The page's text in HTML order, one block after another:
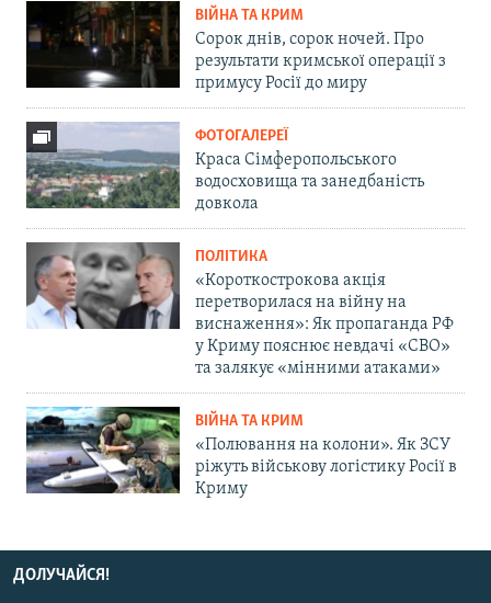
ВІЙНА ТА КРИМ
Сорок днів, сорок ночей. Про
результати кримської операції з
примусу Росії до миру
ФОТОГАЛЕРЕЇ
Краса Сімферопольського
водосховища та занедбаність
довкола
ПОЛІТИКА
«Короткострокова акція
перетворилася на війну на
виснаження»: Як пропаганда РФ
у Криму пояснює невдачі «СВО»
та залякує «мінними атаками»
ВІЙНА ТА КРИМ
«Полювання на колони». Як ЗСУ
ріжуть військову логістику Росії в
Криму
ДОЛУЧАЙСЯ!